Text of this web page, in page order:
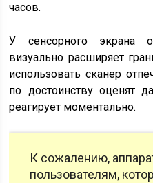
часов.
У сенсорного экрана
визуально расширяет
использовать сканер
по достоинству оценят
реагирует моментально.
К сожалению,
пользователям,